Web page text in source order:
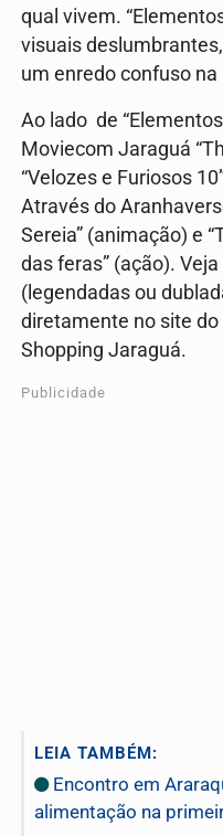
qual vivem.
visuais
um enredo confuso
Ao lado de
Moviecom Jaraguá
“Velozes e Furiosos
Através do
Sereia” (animação) e
das feras” (ação).
(legendadas ou
diretamente no site
Shopping Jaraguá.
Publicidade
LEIA TAMBÉM:
Encontro em
alimentação na